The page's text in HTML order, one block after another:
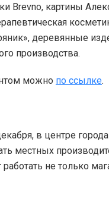
Brevno, картины
деревянные
производства.
можно по ссылке.
в центре
местных
работать не только